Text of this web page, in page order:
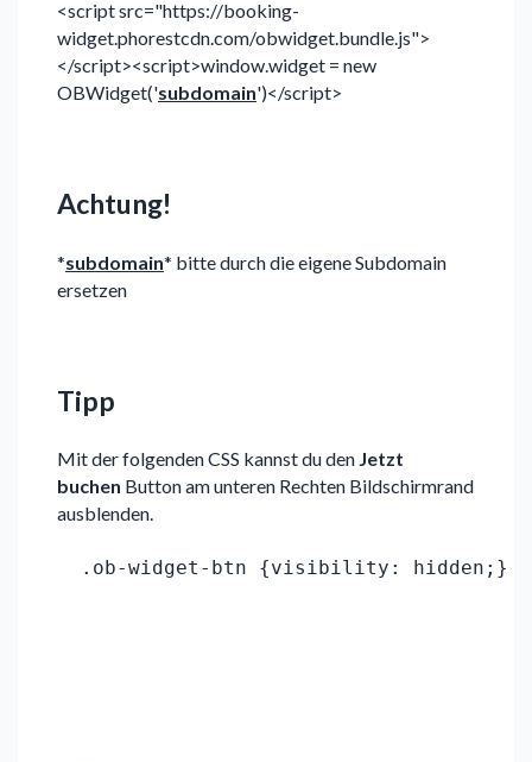
<script src="https://booking-
widget.phorestcdn.com/obwidget.bundle.js">
</script><script>window.widget = new
OBWidget('subdomain')</script>
Achtung!
*subdomain* bitte durch die eigene Subdomain
ersetzen
Tipp
Mit der folgenden CSS kannst du den Jetzt
buchen Button am unteren Rechten Bildschirmrand
ausblenden.
.ob-widget-btn {visibility: hidden;}